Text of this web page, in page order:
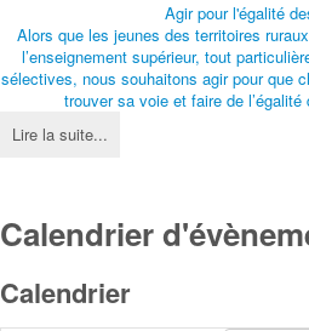
Agir pour l'égalité
Alors que les jeunes des territoires
l’enseignement supérieur, tout
sélectives, nous souhaitons agir pour que
trouver sa voie et faire de
Lire la suite...
Calendrier
Calendrier